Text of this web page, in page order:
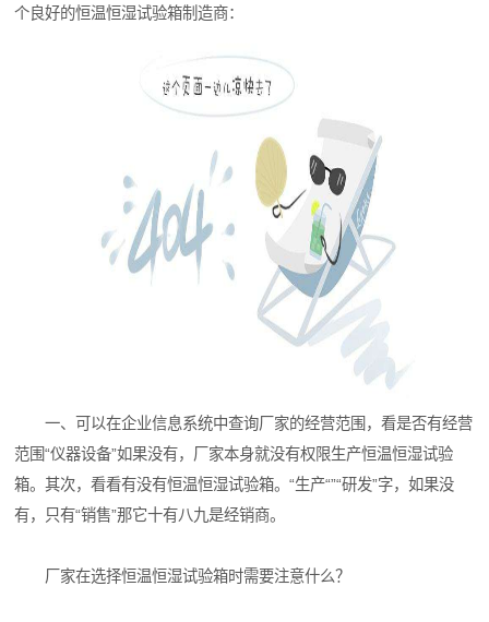
个良好的恒温恒湿试验箱制造商：
一、可以在企业信息系统中查询厂家的经营范围，看是否有经营
范围“仪器设备”如果没有，厂家本身就没有权限生产恒温恒湿试验
箱。其次，看看有没有恒温恒湿试验箱。“生产“”“研发”字，如果没
有，只有“销售”那它十有八九是经销商。
厂家在选择恒温恒湿试验箱时需要注意什么？